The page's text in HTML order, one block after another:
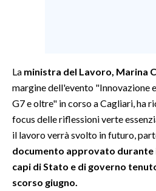
ALTRI SPORT
GOSSIP
SALUTE
La ministra del Lavoro, Marina
margine dell'evento "Innovazione
G7 e oltre" in corso a Cagliari, ha
focus delle riflessioni verte
il lavoro verrà svolto in futuro,
documento approvato durante
capi di Stato e di governo
scorso giugno.